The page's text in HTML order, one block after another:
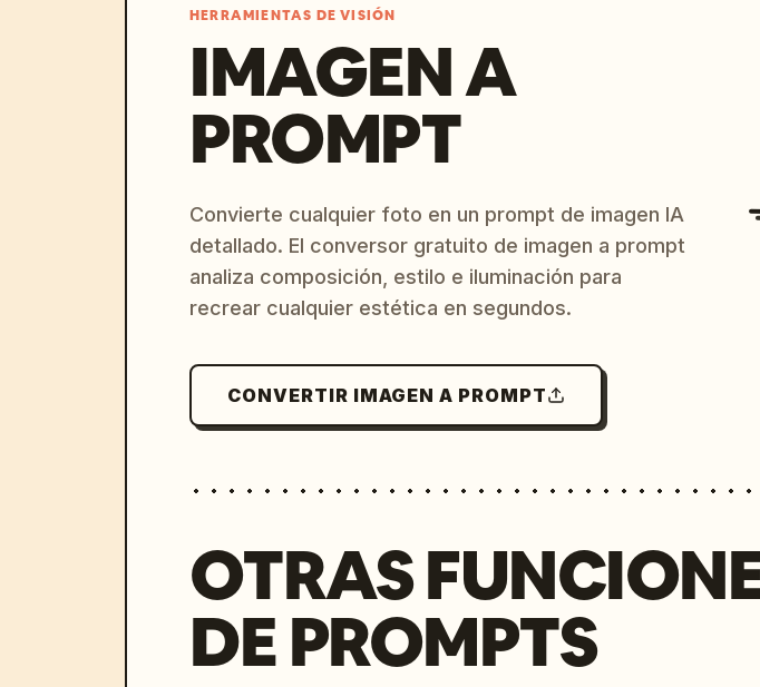
HERRAMIENTAS DE VISIÓN
IMAGEN A
PROMPT
Convierte cualquier foto en un prompt de imagen IA
detallado. El conversor gratuito de imagen a prompt
analiza composición, estilo e iluminación para
recrear cualquier estética en segundos.
CONVERTIR IMAGEN A PROMPT
OTRAS
DE PROMPTS